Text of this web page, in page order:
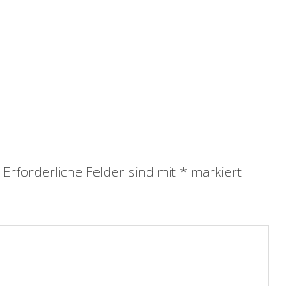
Erforderliche Felder sind mit * markiert